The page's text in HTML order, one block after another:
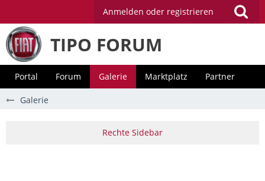
Anmelden oder registrieren
TIPO FORUM
Portal Forum Galerie Marktplatz Partner
Galerie